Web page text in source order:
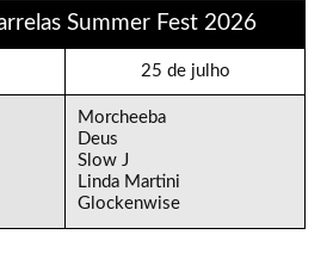
Summer Fest 2026
25 de julho
Morcheeba
Deus
Slow J
Linda Martini
Glockenwise